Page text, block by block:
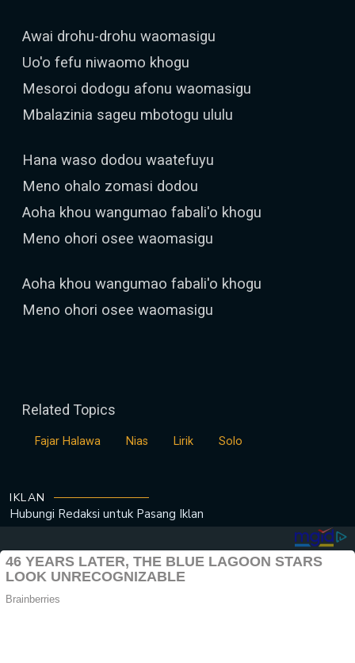
Awai drohu-drohu waomasigu
Uo'o fefu niwaomo khogu
Mesoroi dodogu afonu waomasigu
Mbalazinia sageu mbotogu ululu
Hana waso dodou waatefuyu
Meno ohalo zomasi dodou
Aoha khou wangumao fabali'o khogu
Meno ohori osee waomasigu
Aoha khou wangumao fabali'o khogu
Meno ohori osee waomasigu
Related Topics
Fajar Halawa Nias Lirik Solo
IKLAN
Hubungi Redaksi untuk Pasang Iklan